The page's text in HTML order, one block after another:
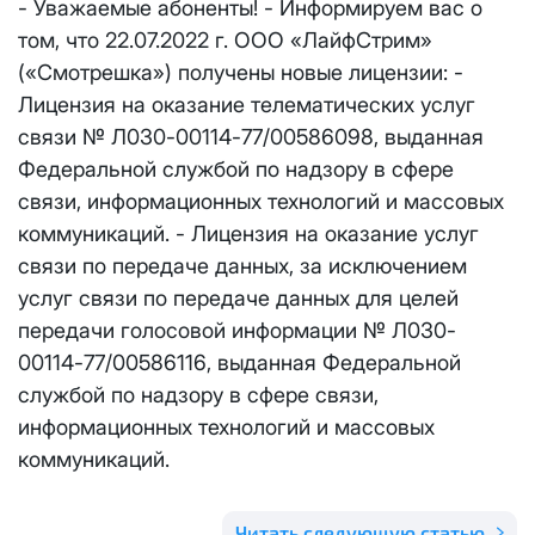
- Уважаемые абоненты! - Информируем вас о
том, что 22.07.2022 г. ООО «ЛайфСтрим»
(«Смотрешка») получены новые лицензии: -
Лицензия на оказание телематических услуг
связи № Л030-00114-77/00586098, выданная
Федеральной службой по надзору в сфере
связи, информационных технологий и массовых
коммуникаций. - Лицензия на оказание услуг
связи по передаче данных, за исключением
услуг связи по передаче данных для целей
передачи голосовой информации № Л030-
00114-77/00586116, выданная Федеральной
службой по надзору в сфере связи,
информационных технологий и массовых
коммуникаций.
Телевидение
Аренда оборудования
Отправить
Я даюсогласие на обработку персональных данныхв
соответствии сПолитикой в отношении обработки
персональных данных
КС 300
НП20
КС 500
НП30
НП50
НП100
Стандарт
Email*
Адрес подключения*
Отправить
Я даюсогласие на обработку персональных данных
соответствии сПолитикой в отношении обработки
персональных данных
Email *
Отправить
Я даюсогласие на обработку персональных данных
соответствии сПолитикой в отношении обработки
персональных данных
Выделение публичного IP адреса один раз
осуществляется бесплатно, за каждое
последующее выделение публичного IP адреса с
лицевого счета единовременно списывается